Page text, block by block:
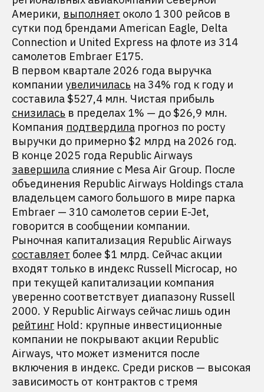
Америки, выполняет около 1 300 рейсов в
сутки под брендами American Eagle, Delta
Connection и United Express на флоте из 314
самолетов Embraer E175.
В первом квартале 2026 года выручка
компании увеличилась на 34% год к году и
составила $527,4 млн. Чистая прибыль
снизилась в пределах 1% — до $26,9 млн.
Компания подтвердила прогноз по росту
выручки до примерно $2 млрд на 2026 год.
В конце 2025 года Republic Airways
завершила слияние с Mesa Air Group. После
объединения Republic Airways Holdings стала
владельцем самого большого в мире парка
Embraer — 310 самолетов серии E-Jet,
говорится в сообщении компании.
Рыночная капитализация Republic Airways
составляет более $1 млрд. Сейчас акции
входят только в индекс Russell Microcap, но
при текущей капитализации компания
уверенно соответствует диапазону Russell
2000. У Republic Airways сейчас лишь один
рейтинг Hold: крупные инвестиционные
компании не покрывают акции Republic
Airways, что может изменится после
включения в индекс. Среди рисков — высокая
зависимость от контрактов с тремя